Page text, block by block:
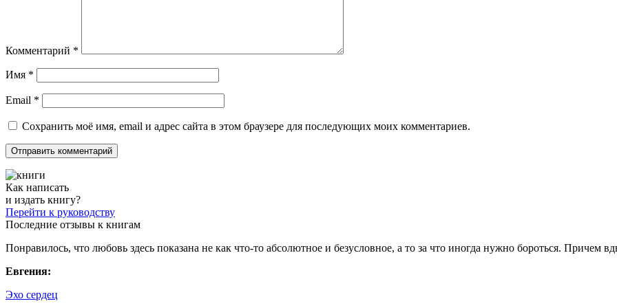
Комментарий *
Имя *
Email *
Сохранить моё имя, email и адрес сайта в этом браузере для последующих моих комментариев.
Как написать
и издать книгу?
Перейти к руководству
Последние отзывы к книгам
Понравилось, что любовь здесь показана не как что-то абсолютное и безусловное, а то за что иногда нужно бороться. Причем
Евгения:
Эхо сердец